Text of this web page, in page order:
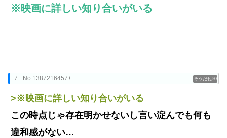
※映画に詳しい知り合いがいる
0
7: No.1387216457+
>※映画に詳しい知り合いがいる
この時点じゃ存在明かせないし言い淀んでも何も
違和感がない…